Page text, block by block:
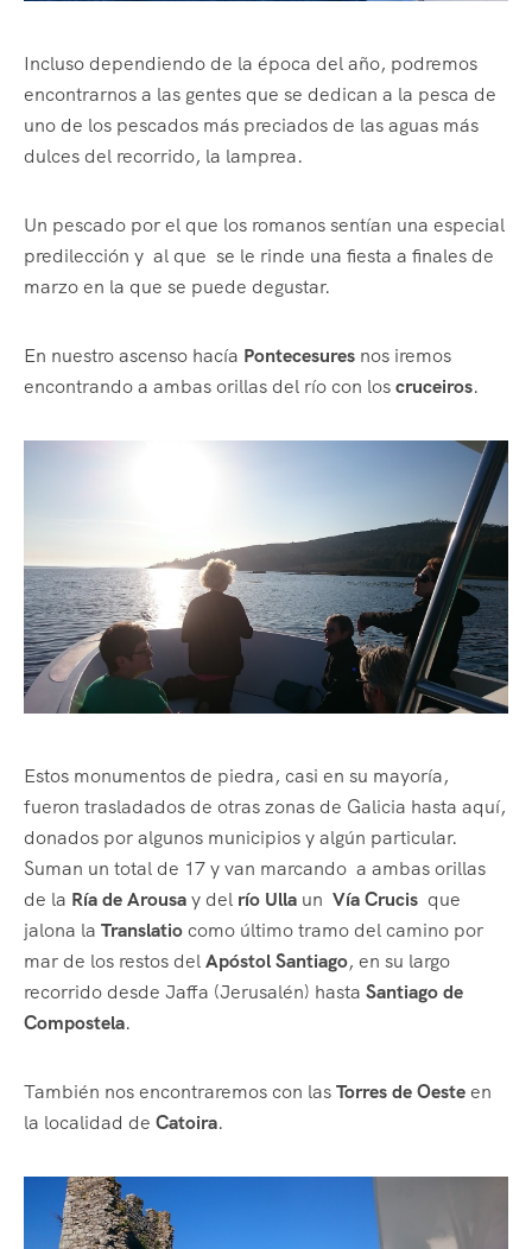
Incluso dependiendo de la época del año, podremos
encontrarnos a las gentes que se dedican a la pesca de
uno de los pescados más preciados de las aguas más
dulces del recorrido, la lamprea.
Un pescado por el que los romanos sentían una especial
predilección y al que se le rinde una fiesta a finales de
marzo en la que se puede degustar.
En nuestro ascenso hacía Pontecesures nos iremos
encontrando a ambas orillas del río con loscruceiros.
Estos monumentos de piedra, casi en su mayoría,
fueron trasladados de otras zonas de Galicia hasta aquí,
donados por algunos municipios y algún particular.
Suman un total de 17 y van marcando a ambas orillas
de la Ría de Arousay del río Ulla un Vía Crucis que
jalona la Translatiocomo último tramo del camino por
mar de los restos delApóstol Santiago, en su largo
recorrido desde Jaffa (Jerusalén) hasta Santiago de
Compostela.
También nos encontraremos con lasTorres de Oesteen
la localidad de Catoira.